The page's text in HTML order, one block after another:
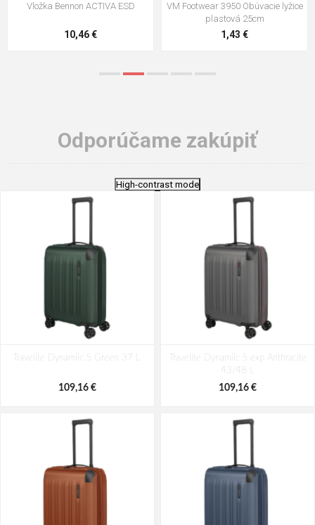
Vložka Bennon ACTIVA ESD
10,46 €
VM Footwear 3950 Obúvacie lyžice
plastová 25cm
1,43 €
Odporúčame zakúpiť
High-contrast mode
Travelite Dynamiic S Green 37 L
109,16 €
Travelite Dynamiic S exp Anthracite
43/48 L
109,16 €